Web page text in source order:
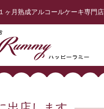
ヶ月熟成アルコールケーキ専門店